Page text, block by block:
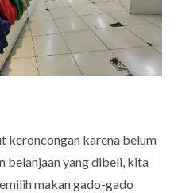
keroncongan karena belum
belanjaan yang dibeli, kita
makan gado-gado